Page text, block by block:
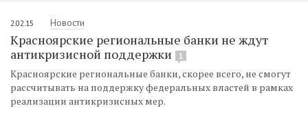
2.02.15 Новости
Красноярские региональные банки не ждут
антикризисной поддержки
1
Красноярские региональные банки, скорее всего, не смогут
рассчитывать на поддержку федеральных властей в рамках
реализации антикризисных мер.